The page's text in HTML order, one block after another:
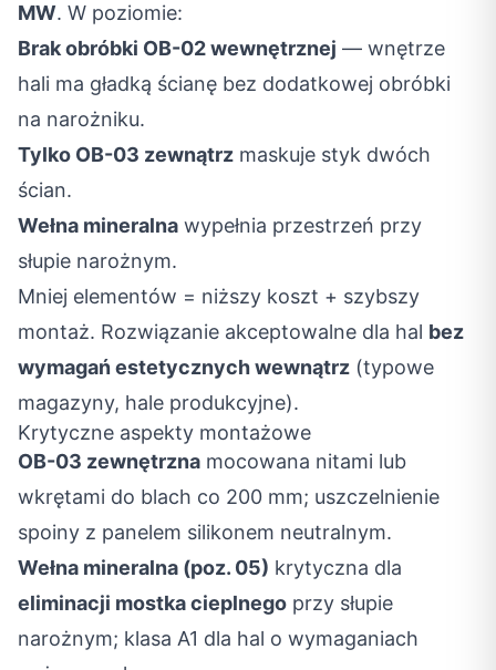
MW. W poziomie:
Brak obróbki OB-02 wewnętrznej — wnętrze
hali ma gładką ścianę bez dodatkowej obróbki
na narożniku.
Tylko OB-03 zewnątrz maskuje styk dwóch
ścian.
Wełna mineralna wypełnia przestrzeń przy
słupie narożnym.
Mniej elementów = niższy koszt + szybszy
montaż. Rozwiązanie akceptowalne dla hal bez
wymagań estetycznych wewnątrz (typowe
magazyny, hale produkcyjne).
Krytyczne aspekty montażowe
OB-03 zewnętrzna mocowana nitami lub
wkrętami do blach co 200 mm; uszczelnienie
spoiny z panelem silikonem neutralnym.
Wełna mineralna (poz. 05) krytyczna dla
eliminacji mostka cieplnego przy słupie
narożnym; klasa A1 dla hal o wymaganiach